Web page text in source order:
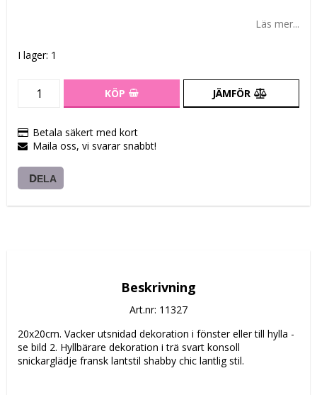
Läs mer...
I lager: 1
KÖP JÄMFÖR
Betala säkert med kort
Maila oss, vi svarar snabbt!
DELA
Beskrivning
Art.nr: 11327
20x20cm. Vacker utsnidad dekoration i fönster eller till hylla -
se bild 2. Hyllbärare dekoration i trä svart konsoll
snickarglädje fransk lantstil shabby chic lantlig stil.